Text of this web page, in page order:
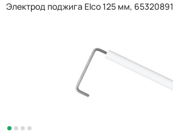
Электрод поджига Elco 125 мм, 65320891